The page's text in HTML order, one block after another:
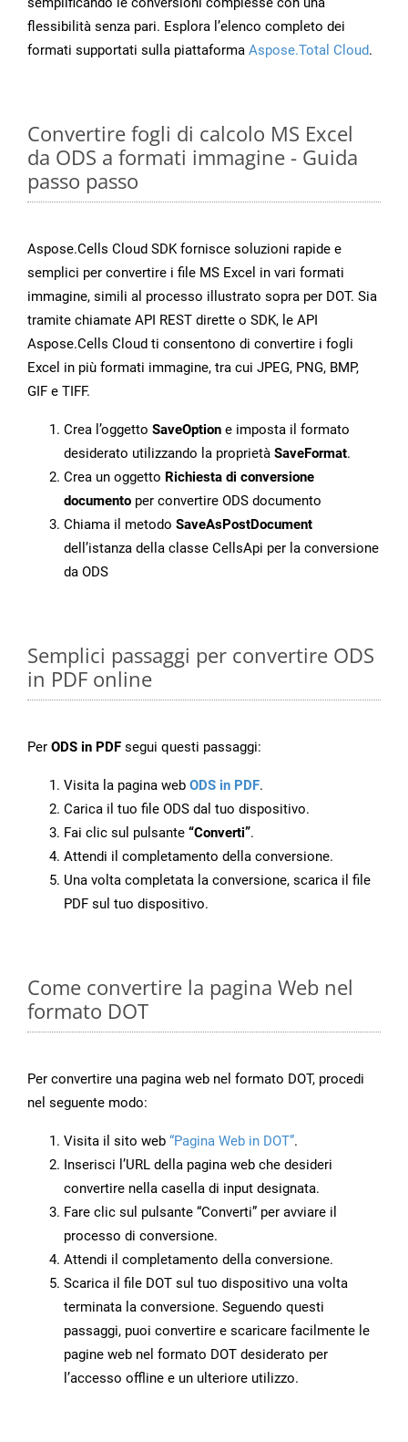
flessibilità senza pari. Esplora l’elenco completo dei
formati supportati sulla piattaforma Aspose.Total Cloud.
Convertire fogli di calcolo MS Excel
da ODS a formati immagine - Guida
passo passo
Aspose.Cells Cloud SDK fornisce soluzioni rapide e
semplici per convertire i file MS Excel in vari formati
immagine, simili al processo illustrato sopra per DOT. Sia
tramite chiamate API REST dirette o SDK, le API
Aspose.Cells Cloud ti consentono di convertire i fogli
Excel in più formati immagine, tra cui JPEG, PNG, BMP,
GIF e TIFF.
Crea l’oggetto SaveOption e imposta il formato
desiderato utilizzando la proprietà SaveFormat.
Crea un oggetto Richiesta di conversione
documento per convertire ODS documento
Chiama il metodo SaveAsPostDocument
dell’istanza della classe CellsApi per la conversione
da ODS
Semplici passaggi per convertire ODS
in PDF online
Per ODS in PDF segui questi passaggi:
Visita la pagina web ODS in PDF.
Carica il tuo file ODS dal tuo dispositivo.
Fai clic sul pulsante “Converti”.
Attendi il completamento della conversione.
Una volta completata la conversione, scarica il file
PDF sul tuo dispositivo.
Come convertire la pagina Web nel
formato DOT
Per convertire una pagina web nel formato DOT, procedi
nel seguente modo:
Visita il sito web “Pagina Web in DOT”.
Inserisci l’URL della pagina web che desideri
convertire nella casella di input designata.
Fare clic sul pulsante “Converti” per avviare il
processo di conversione.
Attendi il completamento della conversione.
Scarica il file DOT sul tuo dispositivo una volta
terminata la conversione. Seguendo questi
passaggi, puoi convertire e scaricare facilmente le
pagine web nel formato DOT desiderato per
l’accesso offline e un ulteriore utilizzo.